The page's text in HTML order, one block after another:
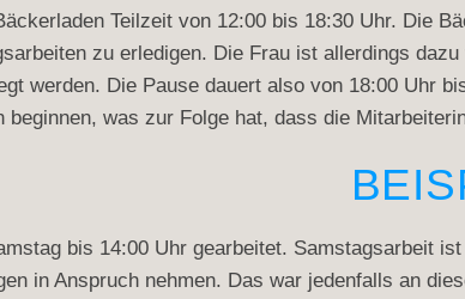
Teilzeit von 12:00 bis 18:30 Uhr. Die
zu erledigen. Die Frau ist allerdings
werden. Die Pause dauert also von 18:00 Uhr
beginnen, was zur Folge hat, dass die
bis 14:00 Uhr gearbeitet. Samstagsarbeit
in Anspruch nehmen. Das war jedenfalls an